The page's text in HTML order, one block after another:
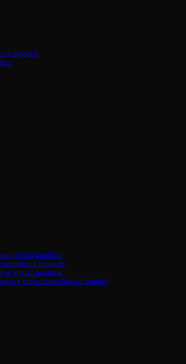
4 products
color.0 products
5 products
el arte.11 products
y tintas maravillosos1 product